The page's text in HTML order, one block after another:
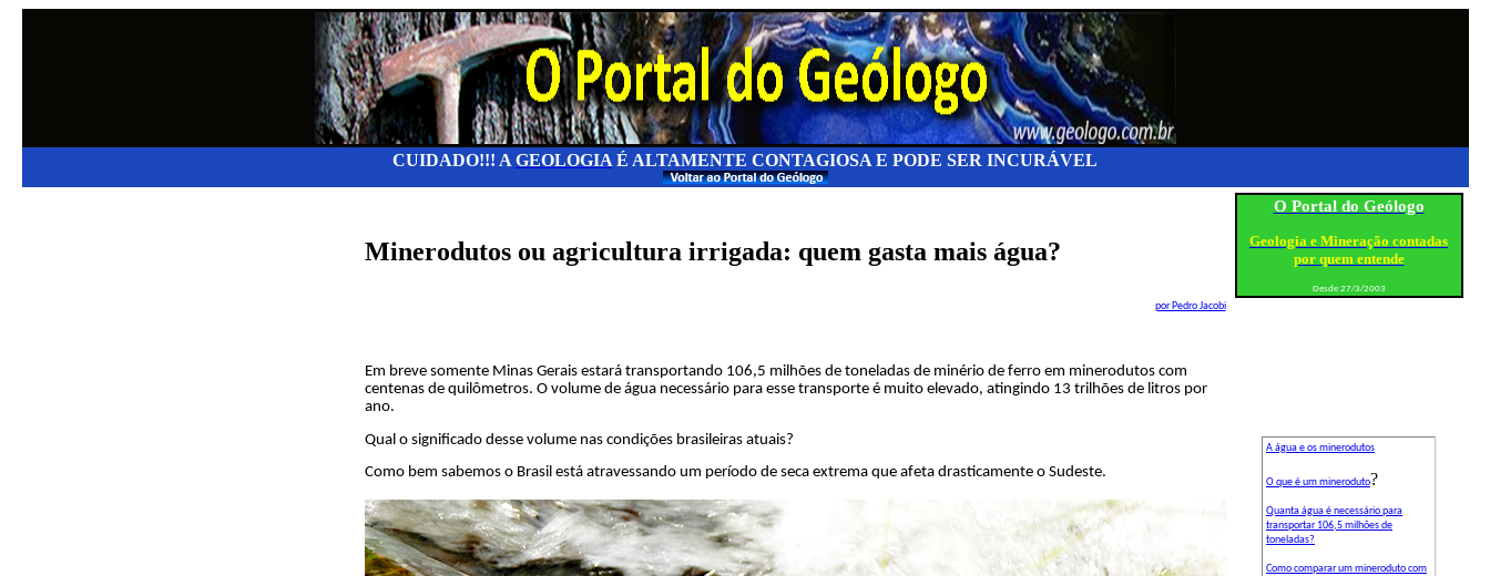
CUIDADO!!! A GEOLOGIA É ALTAMENTE CONTAGIOSA E PODE SER INCURÁVEL
Minerodutos ou agricultura irrigada: quem gasta mais água?
por Pedro Jacobi
Em breve somente Minas Gerais estará transportando 106,5 milhões de toneladas de minério de ferro em minerodutos com
centenas de quilômetros. O volume de água necessário para esse transporte é muito elevado, atingindo 13 trilhões de litros por
ano.
Qual o significado desse volume nas condições brasileiras atuais?
Como bem sabemos o Brasil está atravessando um período de seca extrema que afeta drasticamente o Sudeste.
O Portal do Geólogo
Geologia e Mineração contadas
por quem entende
Desde 27/3/2003
A água e os minerodutos
O que é um mineroduto?
Quanta água é necessário para
transportar 106,5 milhões de
toneladas?
Como comparar um mineroduto com